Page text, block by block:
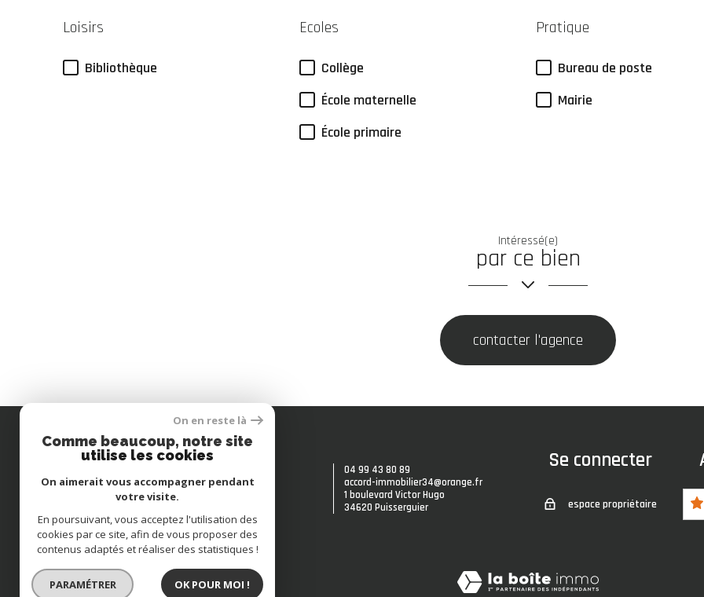
Loisirs
Bibliothèque
Ecoles
Collège
École maternelle
École primaire
Pratique
Bureau de poste
Mairie
Intéressé(e)
par ce bien
contacter l'agence
04 67 28 13 88
contact@accordimmo34.com
18 RUE PIERRE PAUL RIQUET
POURTOUR DES HALLES
34500
béziers
04 99 43 80 89
accord-immobilier34@orange.fr
1 boulevard Victor Hugo
34620
puisserguier
Se connecter
espace propriétaire
On en reste là
Comme beaucoup, notre site
utilise les cookies
On aimerait vous accompagner pendant
votre visite.
En poursuivant, vous acceptez l'utilisation des
cookies par ce site, afin de vous proposer des
contenus adaptés et réaliser des statistiques !
PARAMÉTRER OK POUR MOI !